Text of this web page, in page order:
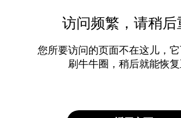
访问频繁，请稍后
您所要访问的页面不在这儿，
刷牛牛圈，稍后就能恢